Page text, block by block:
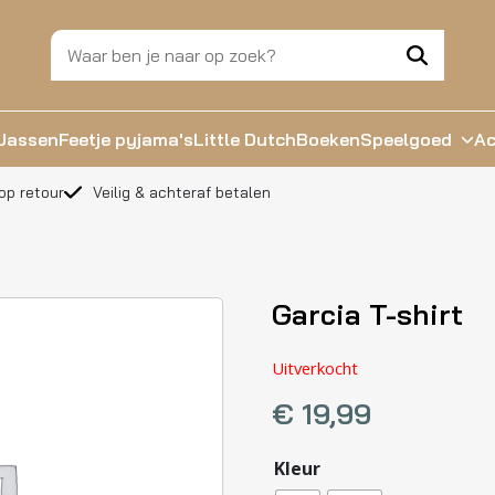
Feetje pyjama'sLittle DutchBoekenSpeelgoed
retour Veilig & achteraf betalen
Garcia T-shirt
Uitverkocht
€ 19,99
Kleur